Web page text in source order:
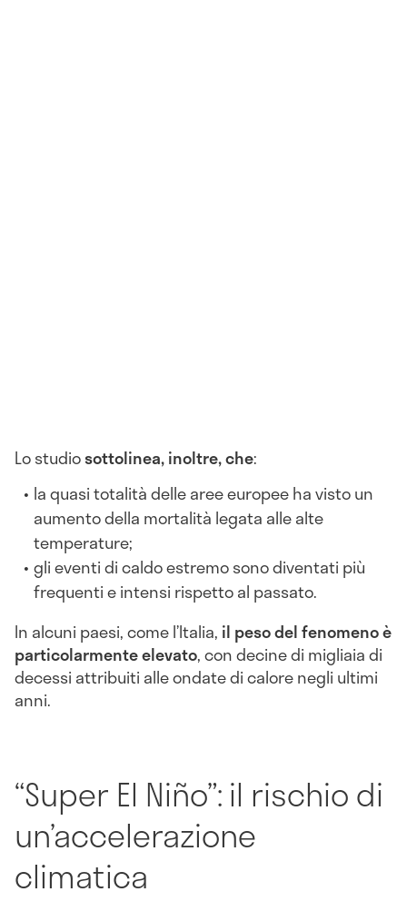
Lo studiosottolinea, inoltre, che:
la quasi totalità delle aree europee ha visto un
aumento della mortalità legata alle alte
temperature;
gli eventi di caldo estremo sono diventati più
frequenti e intensi rispetto al passato.
In alcuni paesi, come l’Italia, il peso del fenomeno è
particolarmente elevato, con decine di migliaia di
decessi attribuiti alle ondate di calore negli ultimi
anni.
“Super El Niño”: il rischio di
un’accelerazione
climatica